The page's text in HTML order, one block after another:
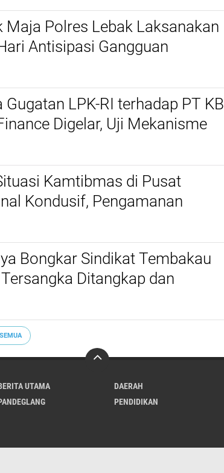
Maja Polres Lebak Laksanakan
Antisipasi Gangguan
Gugatan LPK-RI terhadap PT KB
Digelar, Uji Mekanisme
Jadi Sorotan
Kamtibmas di Pusat
Kondusif, Pengamanan
Bongkar Sindikat Tembakau
Ditangkap dan
Barang Bukti Disita
UTAMA
DAERAH
PENDIDIKAN